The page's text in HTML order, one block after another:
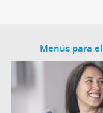
Menús para